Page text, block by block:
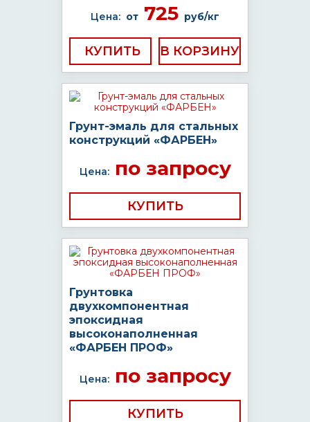
Цена: от 725 руб/кг
КУПИТЬ
Грунт-эмаль для стальных
конструкций «ФАРБЕН»
Цена:по запросу
КУПИТЬ
Грунтовка
двухкомпонентная
эпоксидная
высоконаполненная
«ФАРБЕН ПРОФ»
Цена:по запросу
КУПИТЬ